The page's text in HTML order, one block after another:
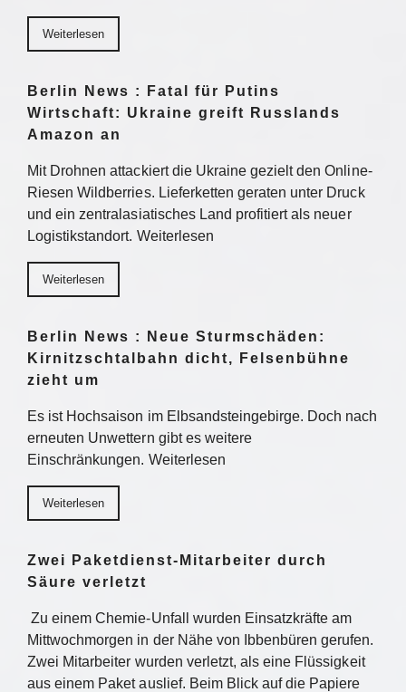
Weiterlesen
Berlin News : Fatal für Putins
Wirtschaft: Ukraine greift Russlands
Amazon an
Mit Drohnen attackiert die Ukraine gezielt den Online-
Riesen Wildberries. Lieferketten geraten unter Druck
und ein zentralasiatisches Land profitiert als neuer
Logistikstandort. Weiterlesen
Weiterlesen
Berlin News : Neue Sturmschäden:
Kirnitzschtalbahn dicht, Felsenbühne
zieht um
Es ist Hochsaison im Elbsandsteingebirge. Doch nach
erneuten Unwettern gibt es weitere
Einschränkungen. Weiterlesen
Weiterlesen
Zwei Paketdienst-Mitarbeiter durch
Säure verletzt
Zu einem Chemie-Unfall wurden Einsatzkräfte am
Mittwochmorgen in der Nähe von Ibbenbüren gerufen.
Zwei Mitarbeiter wurden verletzt, als eine Flüssigkeit
aus einem Paket auslief. Beim Blick auf die Papiere